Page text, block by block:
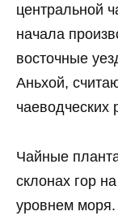
центральной
начала
восточные
Аньхой,
чаеводческих
Чайные
склонах гор
уровнем